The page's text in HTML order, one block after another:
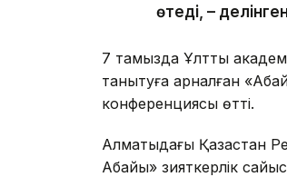
өтеді, –
7 тамызда Ұлттық
танытуға арналған
конференциясы өтті.
Алматыдағы Қазақстан
Абайы» зияткерлік